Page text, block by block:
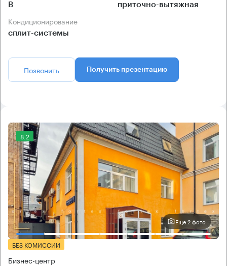
B приточно-вытяжная
Кондиционирование
сплит-системы
Позвонить Получить презентацию
8.2
Еще 2 фото
БЕЗ КОМИССИИ
Бизнес-центр